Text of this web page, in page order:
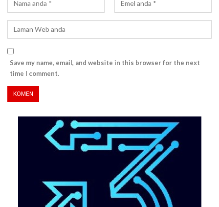
Save my name, email, and website in this browser for the next
time I comment.